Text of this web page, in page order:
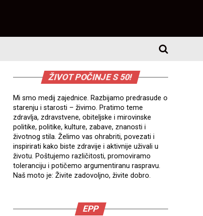
ŽIVOT POČINJE S 50!
Mi smo medij zajednice. Razbijamo predrasude o
starenju i starosti – živimo. Pratimo teme
zdravlja, zdravstvene, obiteljske i mirovinske
politike, politike, kulture, zabave, znanosti i
životnog stila. Želimo vas ohrabriti, povezati i
inspirirati kako biste zdravije i aktivnije uživali u
životu. Poštujemo različitosti, promoviramo
toleranciju i potičemo argumentiranu raspravu.
Naš moto je: Živite zadovoljno, živite dobro.
EPP